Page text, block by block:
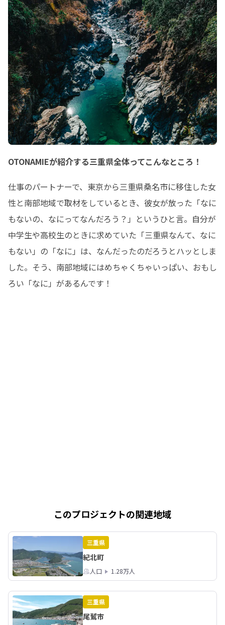
OTONAMIEが紹介する三重県全体ってこんなところ！
仕事のパートナーで、東京から三重県桑名市に移住した女
性と南部地域で取材をしているとき、彼女が放った「なに
もないの、なにってなんだろう？」というひと言。自分が
中学生や高校生のときに求めていた「三重県なんて、なに
もない」の「なに」は、なんだったのだろうとハッとしま
した。そう、南部地域にはめちゃくちゃいっぱい、おもし
ろい「なに」があるんです！
このプロジェクトの関連地域
三重県
紀北町
人口 1.28万人
三重県
尾鷲市